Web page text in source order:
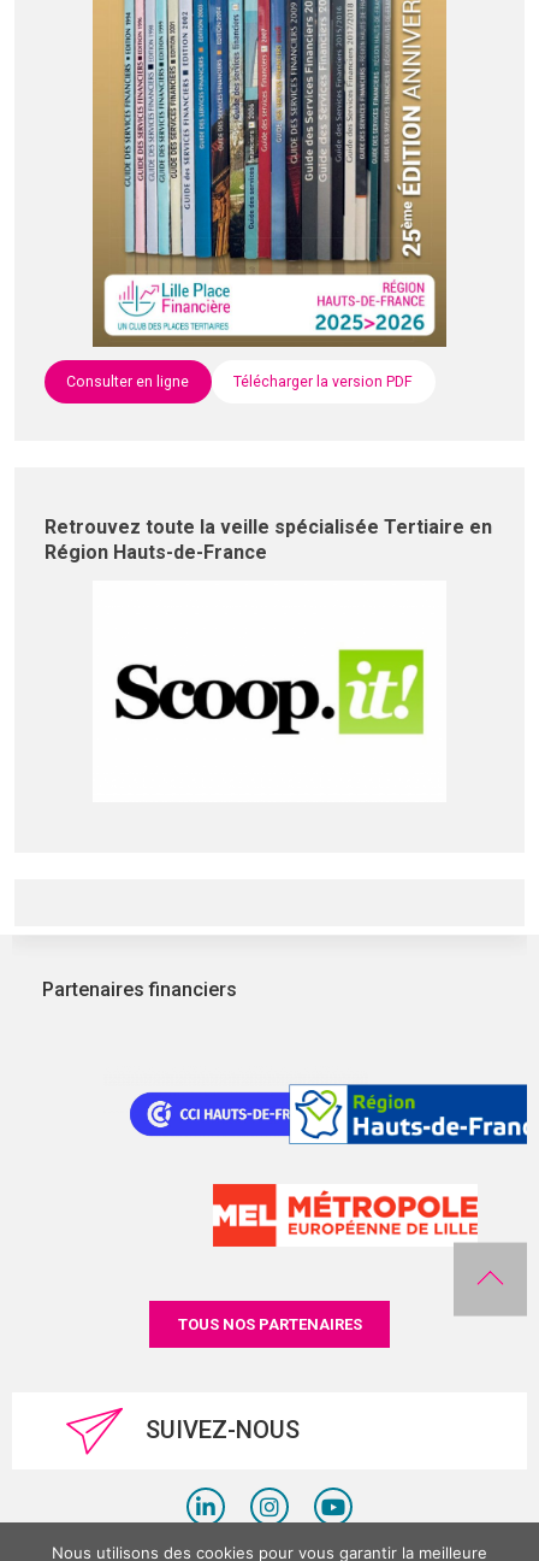
Consulter en ligne Télécharger la version PDF
Retrouvez toute la veille spécialisée Tertiaire en
Région Hauts-de-France
Partenaires financiers
TOUS NOS PARTENAIRES
SUIVEZ-NOUS
Nous utilisons des cookies pour vous garantir la meilleure